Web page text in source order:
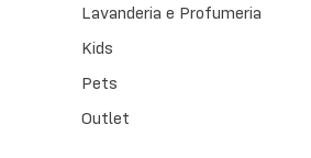
Lavanderia e Profumeria
Kids
Pets
Outlet